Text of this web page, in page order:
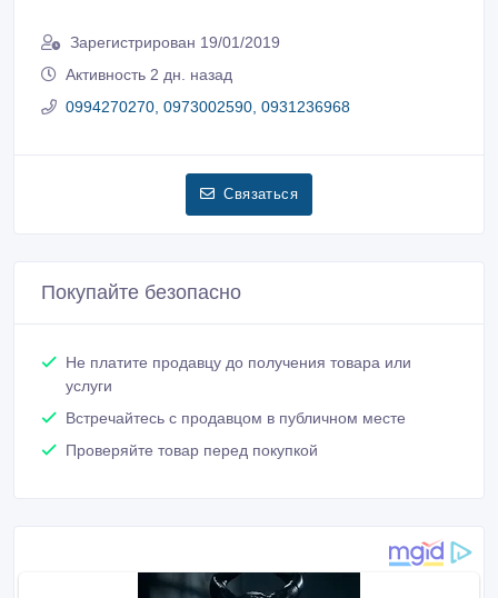
Зарегистрирован 19/01/2019
Активность 2 дн. назад
0994270270, 0973002590, 0931236968
Связаться
Покупайте безопасно
Не платите продавцу до получения товара или
услуги
Встречайтесь с продавцом в публичном месте
Проверяйте товар перед покупкой